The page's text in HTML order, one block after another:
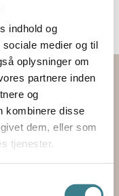
indhold og
medier og til
oplysninger om
partnere inden
og
kombinere disse
dem, eller som
tjenester.